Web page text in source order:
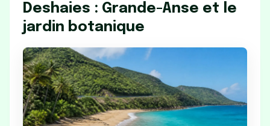
Deshaies : Grande-Anse et le
jardin botanique